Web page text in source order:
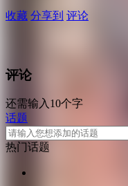
收藏 分享到 评论
评论
还需输入10个字
话题
热门话题